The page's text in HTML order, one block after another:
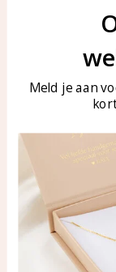
Veelgestelde vragen
Sieraden
Producten
Alle producten
Meld je aan